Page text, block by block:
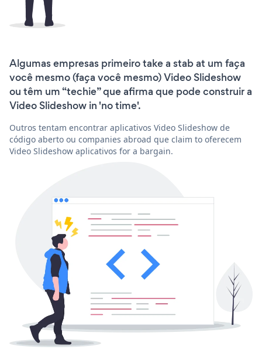
Algumas empresas primeiro take a stab at um faça
você mesmo (faça você mesmo) Video Slideshow
ou têm um “techie” que afirma que pode construir a
Video Slideshow in 'no time'.
Outros tentam encontrar aplicativos Video Slideshow de
código aberto ou companies abroad que claim to oferecem
Video Slideshow aplicativos for a bargain.